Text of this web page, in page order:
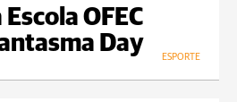
OFEC
Day
ESPORTE